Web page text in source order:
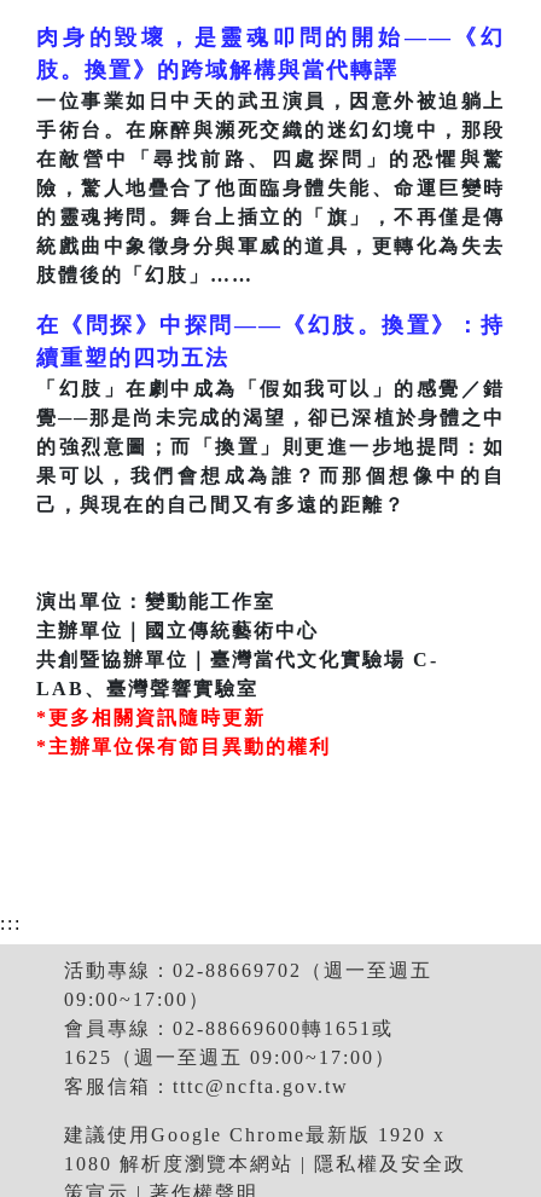
肉身的毀壞，是靈魂叩問的開始——《幻
肢。換置》的跨域解構與當代轉譯
一位事業如日中天的武丑演員，因意外被迫躺上
手術台。在麻醉與瀕死交織的迷幻幻境中，那段
在敵營中「尋找前路、四處探問」的恐懼與驚
險，驚人地疊合了他面臨身體失能、命運巨變時
的靈魂拷問。舞台上插立的「旗」，不再僅是傳
統戲曲中象徵身分與軍威的道具，更轉化為失去
肢體後的「幻肢」……
在《問探》中探問——《幻肢。換置》：持
續重塑的四功五法
「幻肢」在劇中成為「假如我可以」的感覺／錯
覺──那是尚未完成的渴望，卻已深植於身體之中
的強烈意圖；而「換置」則更進一步地提問：如
果可以，我們會想成為誰？而那個想像中的自
己，與現在的自己間又有多遠的距離？
演出單位：變動能工作室
主辦單位｜國立傳統藝術中心
共創暨協辦單位｜臺灣當代文化實驗場 C-
LAB、臺灣聲響實驗室
*更多相關資訊隨時更新
*主辦單位保有節目異動的權利
:::
活動專線：02-88669702（週一至週五
09:00~17:00）
會員專線：02-88669600轉1651或
1625（週一至週五 09:00~17:00）
客服信箱： tttc@ncfta.gov.tw
建議使用Google Chrome最新版 1920 x
1080 解析度瀏覽本網站 |
隱私權及安全政